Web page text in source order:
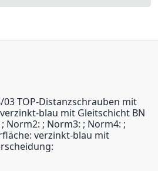
03 TOP-Distanzschrauben mit
blau mit Gleitschicht BN
Norm2: ; Norm3: ; Norm4: ;
verzinkt-blau mit